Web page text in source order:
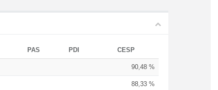
PAS PDI CESP
90,48 %
88,33 %